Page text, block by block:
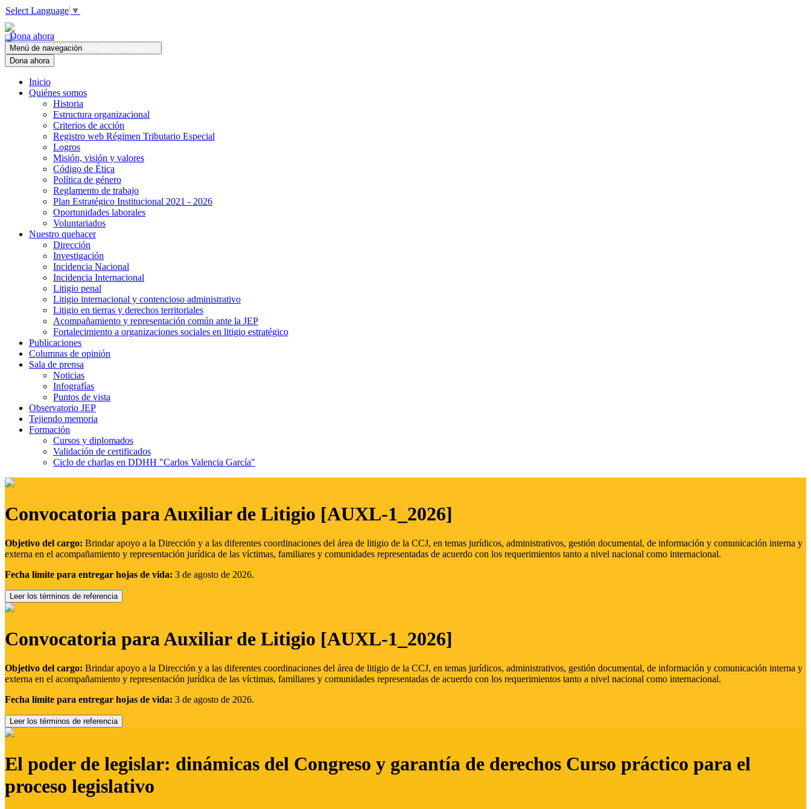
Select Language ▼
Dona ahora
Menú de navegación
Dona ahora
Inicio
Quiénes somos
Historia
Estructura organizacional
Criterios de acción
Registro web Régimen Tributario Especial
Logros
Misión, visión y valores
Código de Ética
Política de género
Reglamento de trabajo
Plan Estratégico Institucional 2021 - 2026
Oportunidades laborales
Voluntariados
Nuestro quehacer
Dirección
Investigación
Incidencia Nacional
Incidencia Internacional
Litigio penal
Litigio internacional y contencioso administrativo
Litigio en tierras y derechos territoriales
Acompañamiento y representación común ante la JEP
Fortalecimiento a organizaciones sociales en litigio estratégico
Publicaciones
Columnas de opinión
Sala de prensa
Noticias
Infografías
Puntos de vista
Observatorio JEP
Tejiendo memoria
Formación
Cursos y diplomados
Validación de certificados
Ciclo de charlas en DDHH "Carlos Valencia García"
Convocatoria para Auxiliar de Litigio [AUXL-1_2026]
Objetivo del cargo: Brindar apoyo a la Dirección y a las diferentes coordinaciones del área de litigio de la CCJ, en temas jurídicos, administrativos, gestión documental, de información y comunicación interna y
externa en el acompañamiento y representación jurídica de las víctimas, familiares y comunidades representadas de acuerdo con los requerimientos tanto a nivel nacional como internacional.
Fecha límite para entregar hojas de vida: 3 de agosto de 2026.
Leer los términos de referencia
Convocatoria para Auxiliar de Litigio [AUXL-1_2026]
Objetivo del cargo: Brindar apoyo a la Dirección y a las diferentes coordinaciones del área de litigio de la CCJ, en temas jurídicos, administrativos, gestión documental, de información y comunicación interna y
externa en el acompañamiento y representación jurídica de las víctimas, familiares y comunidades representadas de acuerdo con los requerimientos tanto a nivel nacional como internacional.
Fecha límite para entregar hojas de vida: 3 de agosto de 2026.
Leer los términos de referencia
El poder de legislar: dinámicas del Congreso y garantía de derechos Curso práctico para el
proceso legislativo